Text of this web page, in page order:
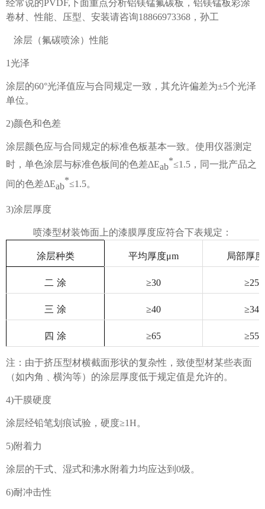
经常说的PVDF,下面重点分析铝镁锰氟碳板 ， 铝镁锰板彩涂
卷材、性能、压型、安装请咨询18866973368 ，孙工
涂层（氟碳喷涂）性能
1光泽
涂层的60°光泽值应与合同规定一致，其允许偏差为±5个光泽
单位。
2)颜色和色差
涂层颜色应与合同规定的标准色板基本一致。使用仪器测定
时，单色涂层与标准色板间的色差ΔEab
*≤1.5，同一批产品之
间的色差ΔEab
*≤1.5。
3)涂层厚度
喷漆型材装饰面上的漆膜厚度应符合下表规定：
涂层种类 平均厚度μm 局部厚
二 涂 ≥30 ≥25
三 涂 ≥40 ≥34
四 涂 ≥65 ≥55
注：由于挤压型材横截面形状的复杂性，致使型材某些表面
（如内角﹑横沟等）的涂层厚度低于规定值是允许的。
4)干膜硬度
涂层经铅笔划痕试验，硬度≥1H。
5)附着力
涂层的干式、湿式和沸水附着力均应达到 0级。
6)耐冲击性